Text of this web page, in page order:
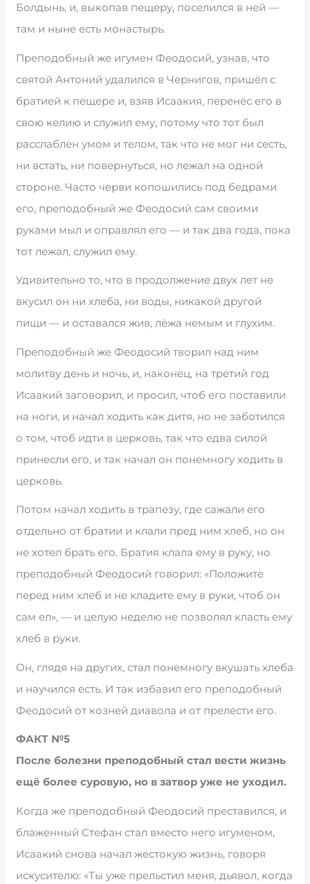
Болдынь, и, выкопав пещеру, поселился в ней —
там и ныне есть монастырь.
Преподобный же игумен Феодосий, узнав, что
святой Антоний удалился в Чернигов, пришёл с
братией к пещере и, взяв Исаакия, перенёс его в
свою келию и служил ему, потому что тот был
расслаблен умом и телом, так что не мог ни сесть,
ни встать, ни повернуться, но лежал на одной
стороне. Часто черви копошились под бедрами
его, преподобный же Феодосий сам своими
руками мыл и оправлял его — и так два года, пока
тот лежал, служил ему.
Удивительно то, что в продолжение двух лет не
вкусил он ни хлеба, ни воды, никакой другой
пищи — и оставался жив, лёжа немым и глухим.
Преподобный же Феодосий творил над ним
молитву день и ночь, и, наконец, на третий год
Исаакий заговорил, и просил, чтоб его поставили
на ноги, и начал ходить как дитя, но не заботился
о том, чтоб идти в церковь, так что едва силой
принесли его, и так начал он понемногу ходить в
церковь.
Потом начал ходить в трапезу, где сажали его
отдельно от братии и клали пред ним хлеб, но он
не хотел брать его. Братия клала ему в руку, но
преподобный Феодосий говорил: «Положите
перед ним хлеб и не кладите ему в руки, чтоб он
сам ел», — и целую неделю не позволял класть ему
хлеб в руки.
Он, глядя на других, стал понемногу вкушать хлеба
и научился есть. И так избавил его преподобный
Феодосий от козней диавола и от прелести его.
ФАКТ №5
После болезни преподобный стал вести жизнь
ещё более суровую, но в затвор уже не уходил.
Когда же преподобный Феодосий преставился, и
блаженный Стефан стал вместо него игуменом,
Исаакий снова начал жестокую жизнь, говоря
искусителю: «Ты уже прельстил меня, дьявол, когда